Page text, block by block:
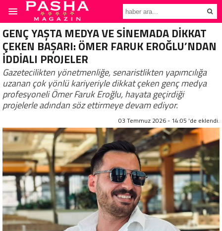
GENÇ YAŞTA MEDYA VE SİNEMADA DİKKAT
ÇEKEN BAŞARI: ÖMER FARUK EROĞLU’NDAN
İDDİALI PROJELER
Gazetecilikten yönetmenliğe, senaristlikten yapımcılığa
uzanan çok yönlü kariyeriyle dikkat çeken genç medya
profesyoneli Ömer Faruk Eroğlu, hayata geçirdiği
projelerle adından söz ettirmeye devam ediyor.
03 Temmuz 2026 - 14:05 'de eklendi.